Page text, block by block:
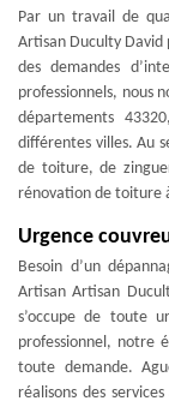
Par un travail de
Artisan Duculty David
des demandes
professionnels, nous
départements
différentes villes. Au
de toiture, de
rénovation de toiture
Urgence
Besoin d’un
Artisan Artisan
s’occupe de toute
professionnel, notre
toute demande.
réalisons des